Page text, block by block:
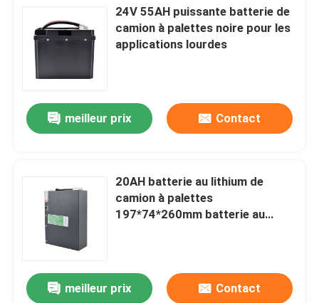
24V 55AH puissante batterie de
camion à palettes noire pour les
applications lourdes
meilleur prix Contact
20AH batterie au lithium de
camion à palettes
197*74*260mm batterie au
meilleur prix Contact